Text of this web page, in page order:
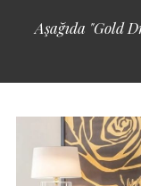
Aşağıda "Gold